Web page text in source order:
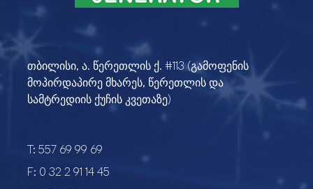
თბილისი, ა. წერეთლის ქ. #113 (გამოფენის
მოპირდაპირე მხარეს, წერეთლის და
სამტრედიის ქუჩის კვეთაზე)
T: 557 69 99 69
F: 0 32 2 91 14 45